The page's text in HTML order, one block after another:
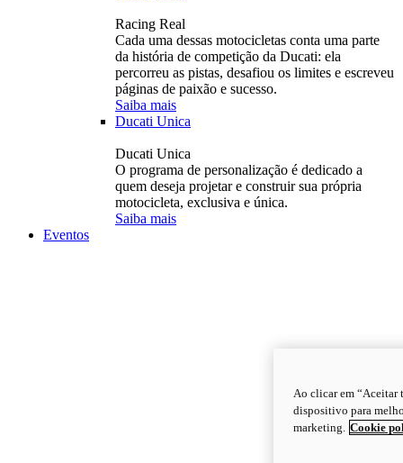
Racing Real
Cada uma dessas motocicletas conta uma parte
da história de competição da Ducati: ela
percorreu as pistas, desafiou os limites e escreveu
páginas de paixão e sucesso.
Saiba mais
Ducati Unica
Ducati Unica
O programa de personalização é dedicado a
quem deseja projetar e construir sua própria
motocicleta, exclusiva e única.
Saiba mais
Eventos
Ao clicar em “Aceitar
dispositivo para
marketing. Cookie